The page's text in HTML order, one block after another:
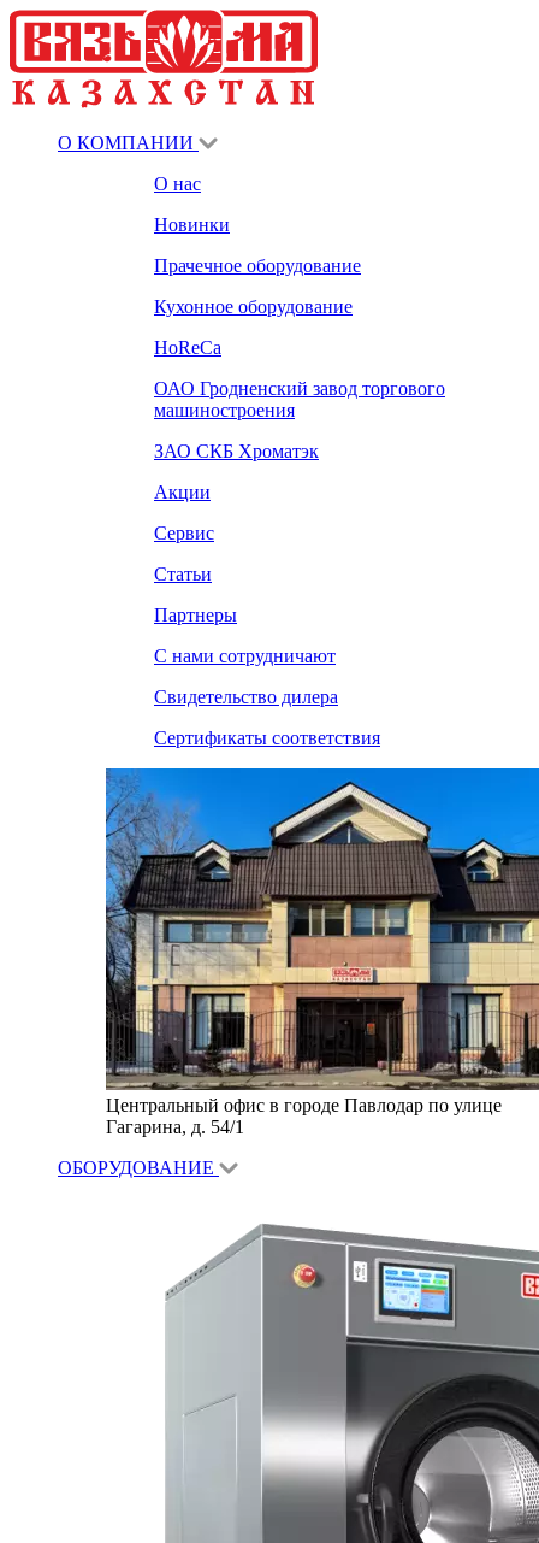
О КОМПАНИИ
О нас
Новинки
Прачечное оборудование
Кухонное оборудование
HoReCa
ОАО Гродненский завод торгового
машиностроения
ЗАО СКБ Хроматэк
Акции
Сервис
Статьи
Партнеры
С нами сотрудничают
Свидетельство дилера
Сертификаты соответствия
Центральный офис в городе Павлодар по улице
Гагарина, д. 54/1
ОБОРУДОВАНИЕ